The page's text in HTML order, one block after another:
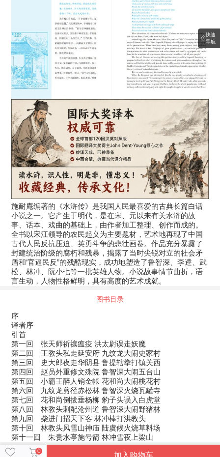
施耐庵编著的《水浒传》是我国人民最喜爱的古典长篇白话
小说之一。它产生于明代，是在宋、元以来有关水浒的故
事、话本、戏曲的基础上，由作者加工整理、创作而成的。
全书以宋江领导的农民起义为主要题材，艺术地再现了中国
古代人民反抗压迫、英勇斗争的悲壮画卷。作品充分暴露了
封建统治阶级的腐朽和残暴，揭露了当时尖锐对立的社会矛
盾和‘官逼民反”的残酷现实，成功地塑造了鲁智深、李逵、武
松、林冲、阮小七等一批英雄人物。小说故事情节曲折，语
言生动，人物性格鲜明，具有高度的艺术成就。
图书目录
序
译者序
引首
第一回 张天师祈禳瘟疫 洪太尉误走妖魔
第二回 王教头私走延安府 九纹龙大闹史家村
第三回 史大郎夜走华阴县 鲁提辖拳打镇关西
第四回 赵员外重修文殊院 鲁智深大闹五台山
第五回 小霸王醉人销金帐 花和尚大闹桃花村
第六回 九纹龙剪径赤松林 鲁智深火烧瓦罐寺
第七回 花和尚倒拔垂杨柳 豹子头误入白虎堂
第八回 林教头刺配沧州道 鲁智深大闹野猪林
第九回 柴进门招天下客 林冲棒打洪教头
第十回 林教头风雪山神庙 陆虞候火烧草料场
第十一回 朱贵水亭施号箭 林冲雪夜上梁山
0 加入购物车
快速
导航